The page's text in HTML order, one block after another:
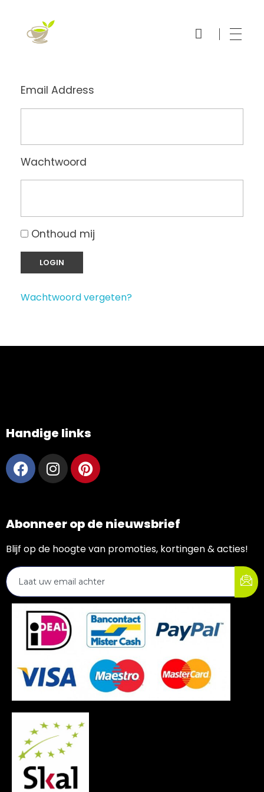
Email Address
Wachtwoord
Onthoud mij
Wachtwoord vergeten?
Handige links
Abonneer op de nieuwsbrief
Blijf op de hoogte van promoties, kortingen & acties!